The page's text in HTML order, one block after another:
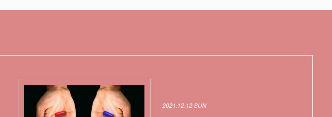
2021.12.12 SUN